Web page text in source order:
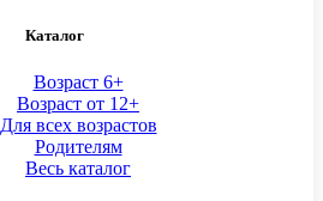
Каталог
Возраст 6+
Возраст от 12+
Для всех возрастов
Родителям
Весь каталог